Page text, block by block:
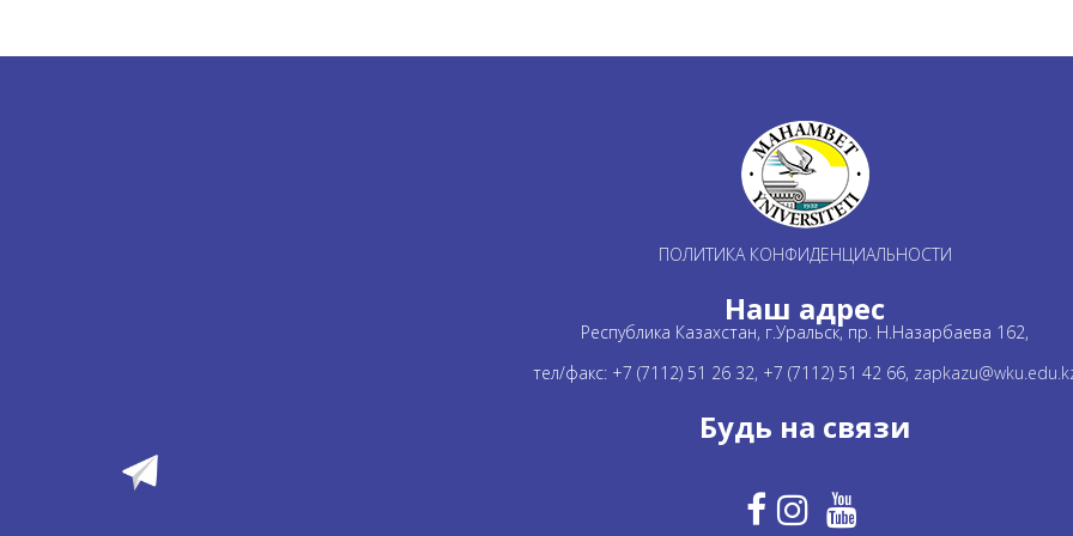
ПОЛИТИКА КОНФИДЕНЦИАЛЬНОСТИ
Наш адрес
Республика Казахстан, г.Уральск, пр. Н.Назарбаева 162,
тел/факс: +7 (7112) 51 26 32, +7 (7112) 51 42 66,
Будь на связи